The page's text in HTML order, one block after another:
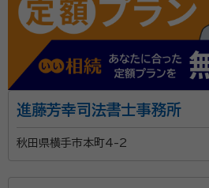
進藤芳幸司法書士事務所
秋田県横手市本町4-2